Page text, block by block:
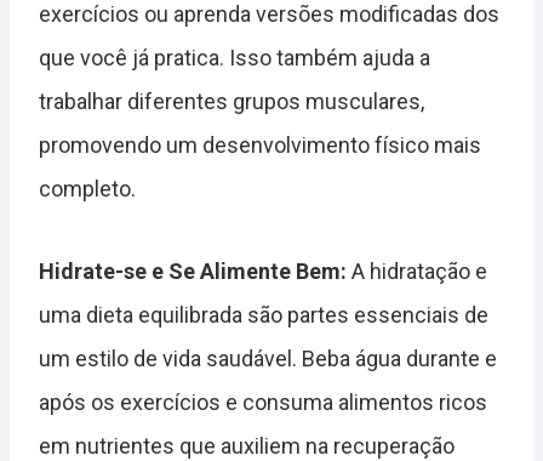
exercícios ou aprenda versões modificadas dos
que você já pratica. Isso também ajuda a
trabalhar diferentes grupos musculares,
promovendo um desenvolvimento físico mais
completo.
Hidrate-se e Se Alimente Bem: A hidratação e
uma dieta equilibrada são partes essenciais de
um estilo de vida saudável. Beba água durante e
após os exercícios e consuma alimentos ricos
em nutrientes que auxiliem na recuperação